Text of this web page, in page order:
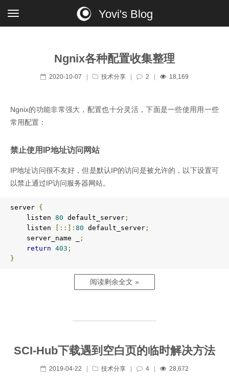
Yovi's Blog
Ngnix各种配置收集整理
2020-10-07 技术分享 2 18,169
Ngnix的功能非常强大，配置也十分灵活，下面是一些使用用一些
常用配置：
禁止使用IP地址访问网站
IP地址访问很不友好，但是默认IP的访问是被允许的，以下设置可
以禁止通过IP访问服务器网站。
server {
    listen
80 default_server ;
    listen
[::]: 80 default_server ;
    server_name _
;
return 403 ;
}
阅读剩余全文 »
SCI-Hub下载遇到空白页的临时解决方法
2019-04-22 技术分享 4 28,672